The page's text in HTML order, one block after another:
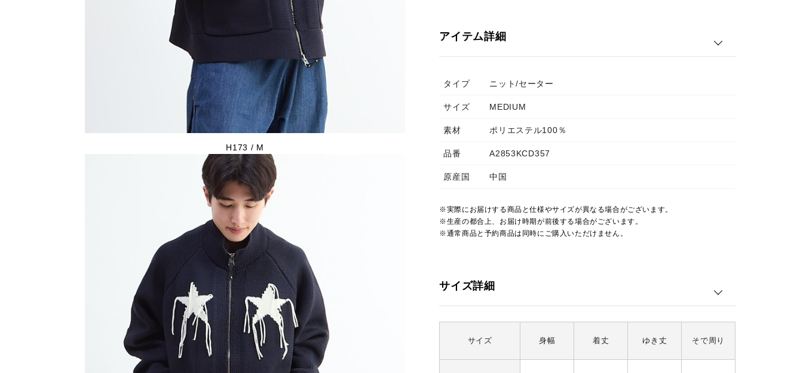
H173 / M
アイテム詳細
タイプ ニット/セーター
サイズ MEDIUM
素材 ポリエステル100％
品番 A2853KCD357
原産国 中国
※実際にお届けする商品と仕様やサイズが異なる場合がございます。
※生産の都合上、お届け時期が前後する場合がございます。
※通常商品と予約商品は同時にご購入いただけません。
サイズ詳細
サイズ 身幅 着丈 ゆき丈 そで周り